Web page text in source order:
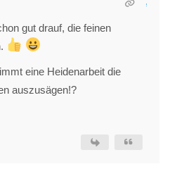
gut drauf, die feinen
eine Heidenarbeit die
auszusägen!?